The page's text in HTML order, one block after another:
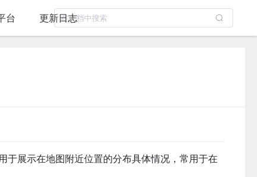
台 更新日志
于展示在地图附近位置的分布具体情况，常用于在